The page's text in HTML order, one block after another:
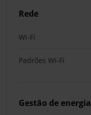
Rede
Wi-Fi
Padrões Wi-Fi
Gestão de energia